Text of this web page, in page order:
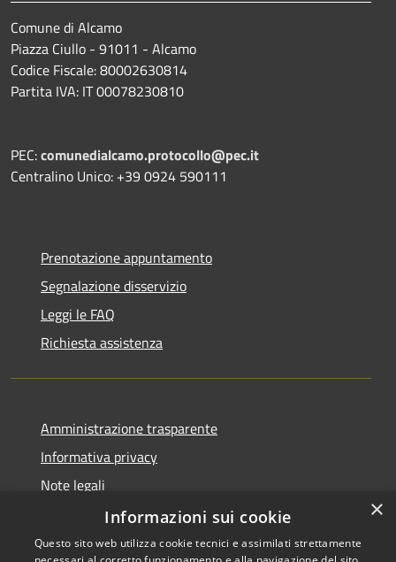
Comune di Alcamo
Piazza Ciullo - 91011 - Alcamo
Codice Fiscale: 80002630814
Partita IVA: IT 00078230810
PEC:comunedialcamo.protocollo@pec.it
Centralino Unico: +39 0924 590111
Prenotazione appuntamento
Segnalazione disservizio
Leggi le FAQ
Richiesta assistenza
Amministrazione trasparente
Informativa privacy
Note legali
Dichiarazione di accessibilità
×
Informazioni sui cookie
Questo sito web utilizza cookie tecnici e assimilati strettamente